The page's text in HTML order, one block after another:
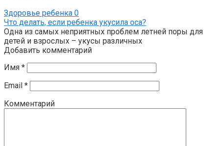
Здоровье ребенка 0
Что делать, если ребенка укусила оса?
Одна из самых неприятных проблем летней поры для
детей и взрослых – укусы различных
Добавить комментарий
Имя *
Email *
Комментарий